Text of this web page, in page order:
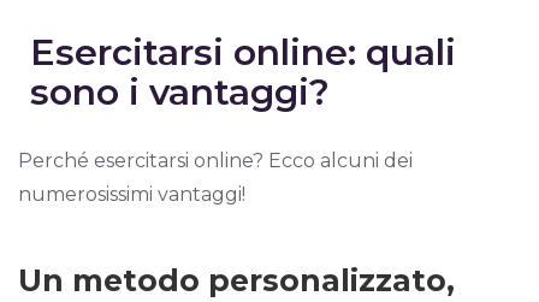
Esercitarsi online: quali
sono i vantaggi?
Perché esercitarsi online? Ecco alcuni dei
numerosissimi vantaggi!
Un metodo personalizzato,